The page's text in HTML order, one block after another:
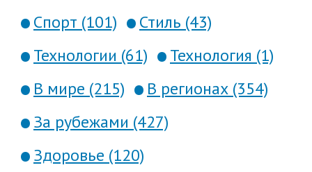
Спорт (101)
Стиль (43)
Технологии (61)
Технология (1)
В мире (215)
В регионах (354)
За рубежами (427)
Здоровье (120)